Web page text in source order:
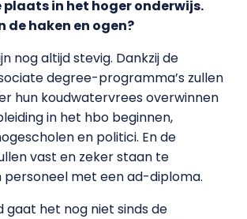
in het hoger onderwijs.
de haken en ogen?
nog altijd stevig. Dankzij de
degree-programma’s zullen
hun koudwatervrees overwinnen
in het hbo beginnen,
en politici. En de
vast en zeker staan te
met een ad-diploma.
gaat het nog niet sinds de